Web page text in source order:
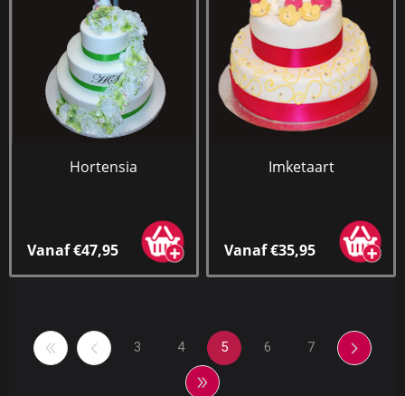
Hortensia
Vanaf €47,95
Imketaart
Vanaf €35,95
3 4 5 6 7